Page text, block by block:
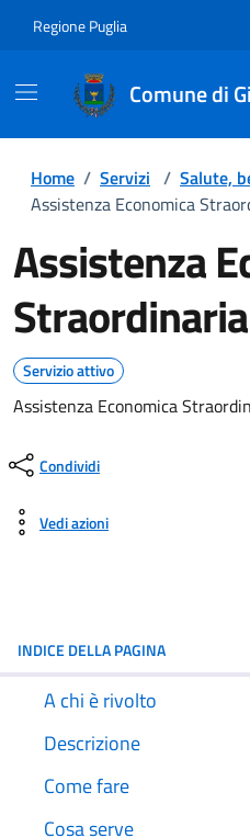
Regione Puglia
Comune di
Home / Servizi / Salute,
Assistenza Economica
Assistenza
Straordinaria
Servizio attivo
Assistenza Economica
Condividi
Vedi azioni
INDICE DELLA PAGINA
A chi è rivolto
Descrizione
Come fare
Cosa serve